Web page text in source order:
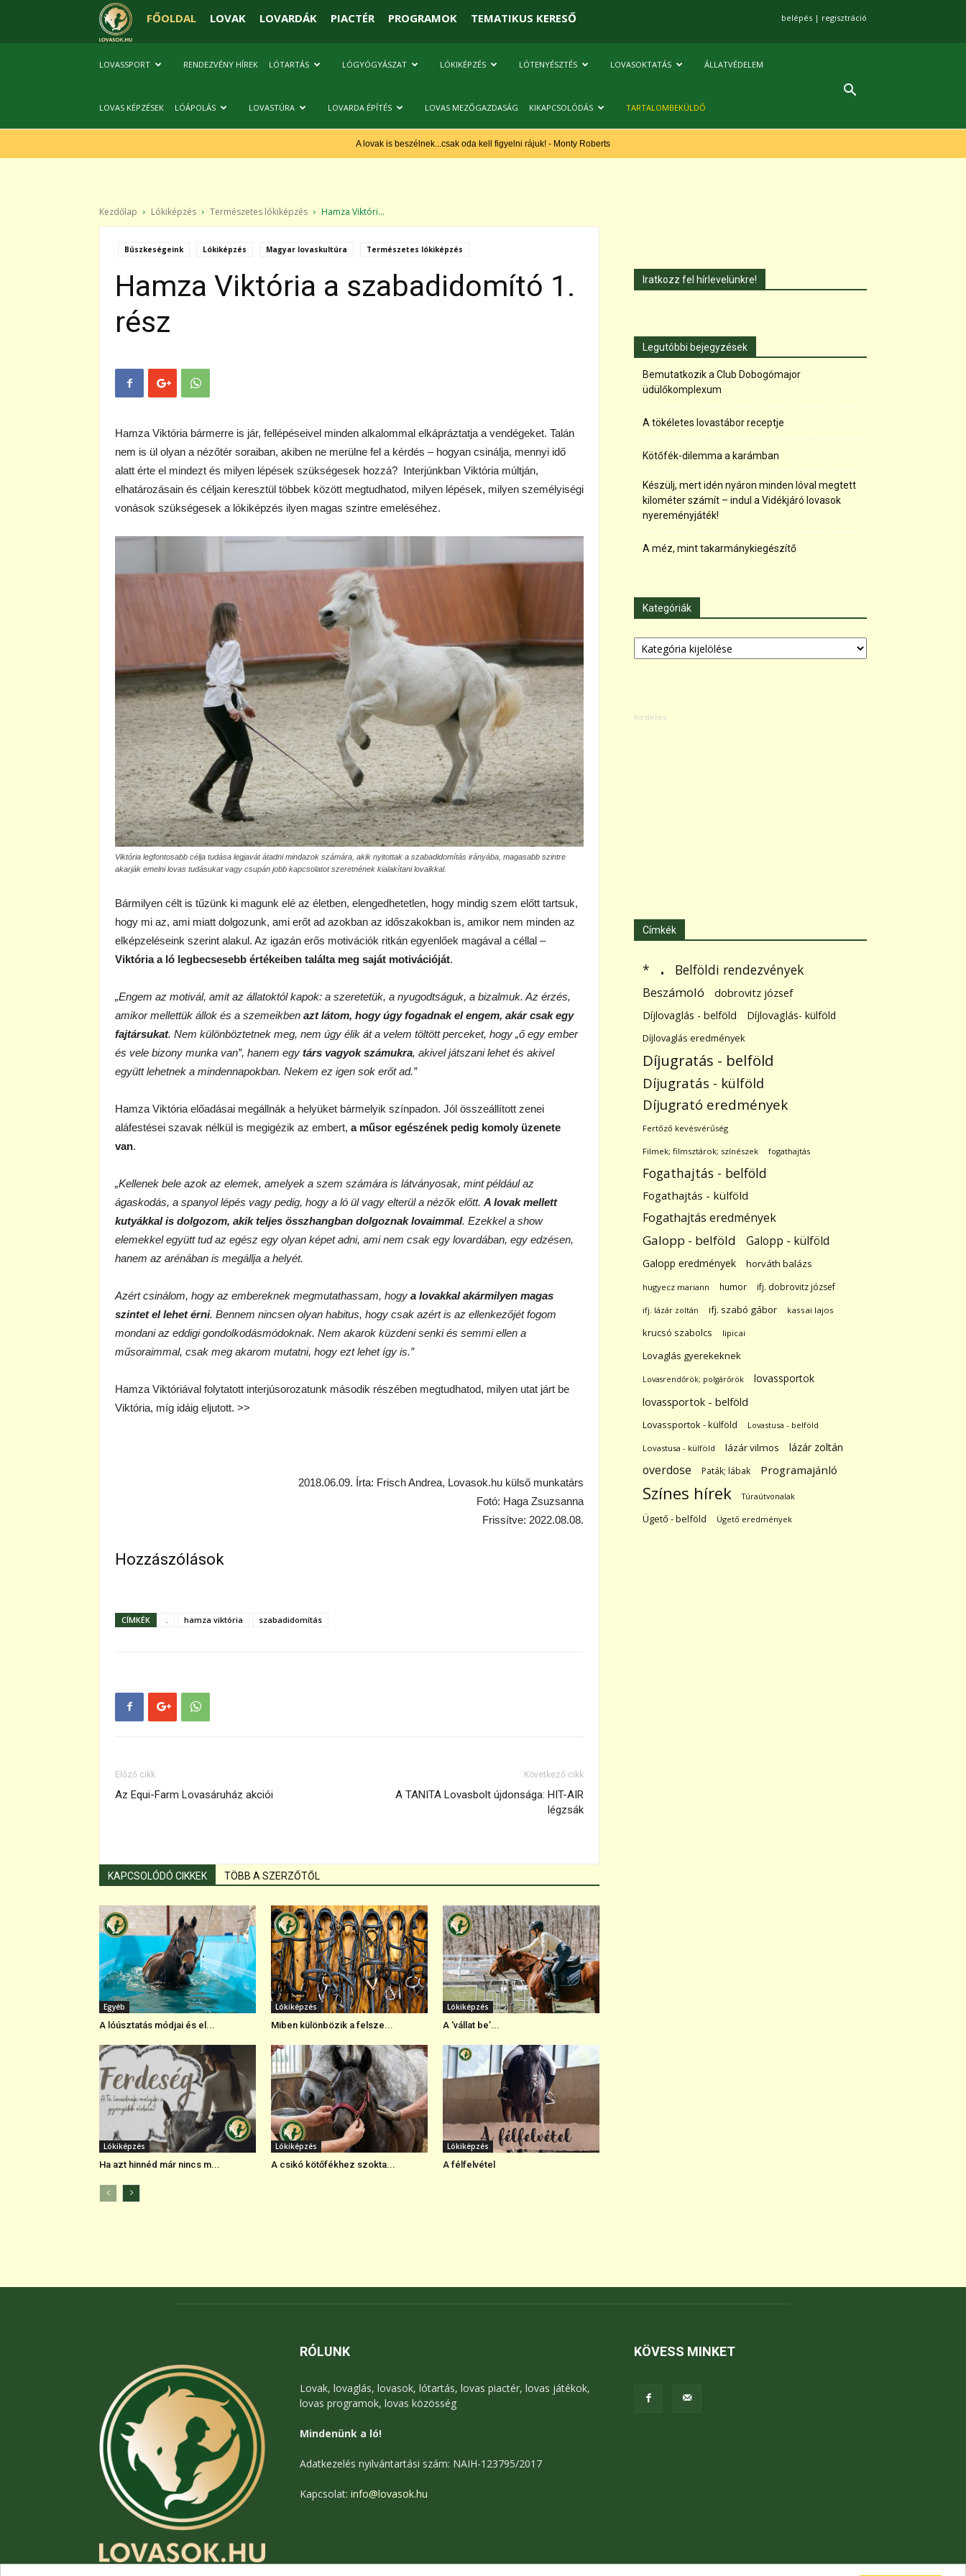
FŐOLDAL LOVAK LOVARDÁK PIACTÉR PROGRAMOK TEMATIKUS KERESŐ belépés | regisztráció
LOVASSPORT RENDEZVÉNY HÍREK LÓTARTÁS LÓGYÓGYÁSZAT LÓKIKÉPZÉS LÓTENYÉSZTÉS LOVASOKTATÁS ÁLLATVÉDELEM
LOVAS KÉPZÉSEK LÓÁPOLÁS LOVASTÚRA LOVARDA ÉPÍTÉS LOVAS MEZŐGAZDASÁG KIKAPCSOLÓDÁS TARTALOMBEKÜLDŐ
A lovak is beszélnek...csak oda kell figyelni rájuk! - Monty Roberts
Kezdőlap Lókiképzés Természetes lókiképzés Hamza Viktóri...
Büszkeségeink Lókiképzés Magyar lovaskultúra Természetes lókiképzés
Hamza Viktória a szabadidomító 1.
rész
Hamza Viktória bármerre is jár, fellépéseivel minden alkalommal elkápráztatja a vendégeket. Talán
nem is ül olyan a nézőtér soraiban, akiben ne merülne fel a kérdés – hogyan csinálja, mennyi idő
alatt érte el mindezt és milyen lépések szükségesek hozzá? Interjúnkban Viktória múltján,
elhatározásain és céljain keresztül többek között megtudhatod, milyen lépések, milyen személyiségi
vonások szükségesek a lókiképzés ilyen magas szintre emeléséhez.
Viktória legfontosabb célja tudása legjavát átadni mindazok számára, akik nyitottak a szabadidomítás irányába, magasabb szintre
akarják emelni lovas tudásukat vagy csupán jobb kapcsolatot szeretnének kialakítani lovaikkal.
Bármilyen célt is tűzünk ki magunk elé az életben, elengedhetetlen, hogy mindig szem előtt tartsuk,
hogy mi az, ami miatt dolgozunk, ami erőt ad azokban az időszakokban is, amikor nem minden az
elképzeléseink szerint alakul. Az igazán erős motivációk ritkán egyenlőek magával a céllal –
Viktória a ló legbecsesebb értékeiben találta meg saját motivációját.
„Engem az motivál, amit az állatoktól kapok: a szeretetük, a nyugodtságuk, a bizalmuk. Az érzés,
amikor mellettük állok és a szemeikben azt látom, hogy úgy fogadnak el engem, akár csak egy
fajtársukat. Nem különböztetnek meg, nem úgy élik át a velem töltött perceket, hogy „ő egy ember
és vele bizony munka van”, hanem egy társ vagyok számukra, akivel játszani lehet és akivel
együtt lehetnek a mindennapokban. Nekem ez igen sok erőt ad.”
Hamza Viktória előadásai megállnák a helyüket bármelyik színpadon. Jól összeállított zenei
aláfestései szavak nélkül is megigézik az embert, a műsor egészének pedig komoly üzenete
van.
„Kellenek bele azok az elemek, amelyek a szem számára is látványosak, mint például az
ágaskodás, a spanyol lépés vagy pedig, hogy a ló ül vagy elterül a nézők előtt. A lovak mellett
kutyákkal is dolgozom, akik teljes összhangban dolgoznak lovaimmal. Ezekkel a show
elemekkel együtt tud az egész egy olyan képet adni, ami nem csak egy lovardában, egy edzésen,
hanem az arénában is megállja a helyét.
Azért csinálom, hogy az embereknek megmutathassam, hogy a lovakkal akármilyen magas
szintet el lehet érni. Bennem nincsen olyan habitus, hogy csak azért is az ellenkezőjét fogom
mondani az eddigi gondolkodásmódoknak. Nem akarok küzdeni senki és semmi ellen a
műsoraimmal, csak meg akarom mutatni, hogy ezt lehet így is.”
Hamza Viktóriával folytatott interjúsorozatunk második részében megtudhatod, milyen utat járt be
Viktória, míg idáig eljutott. >>
2018.06.09. Írta: Frisch Andrea, Lovasok.hu külső munkatárs
Fotó: Haga Zsuzsanna
Frissítve: 2022.08.08.
Hozzászólások
CÍMKÉK hamza viktória szabadidomítás
Előző cikk
Az Equi-Farm Lovasáruház akciói
Következő cikk
A TANITA Lovasbolt újdonsága: HIT-AIR
légzsák
KAPCSOLÓDÓ CIKKEK TÖBB A SZERZŐTŐL
Egyéb
A lóúsztatás módjai és el...
Lókiképzés
Miben különbözik a felsze...
Lókiképzés
A ‘vállat be’...
Lókiképzés
Ha azt hinnéd már nincs m...
Lókiképzés
A csikó kötőfékhez szokta...
Lókiképzés
A félfelvétel
Iratkozz fel hírlevelünkre!
Legutóbbi bejegyzések
Bemutatkozik a Club Dobogómajor
üdülőkomplexum
A tökéletes lovastábor receptje
Kötőfék-dilemma a karámban
Készülj, mert idén nyáron minden lóval megtett
kilométer számít – indul a Vidékjáró lovasok
nyereményjáték!
A méz, mint takarmánykiegészítő
Kategóriák
Kategóriák
Címkék
* . Belföldi rendezvények
Beszámoló dobrovitz józsef
Díjlovaglás - belföld Díjlovaglás- külföld
Díjlovaglás eredmények
Díjugratás - belföld
Díjugratás - külföld
Díjugrató eredmények
Fertőző kevésvérűség
Filmek; filmsztárok; színészek fogathajtás
Fogathajtás - belföld
Fogathajtás - külföld
Fogathajtás eredmények
Galopp - belföld Galopp - külföld
Galopp eredmények horváth balázs
hugyecz mariann humor ifj. dobrovitz józsef
ifj. lázár zoltán ifj. szabó gábor kassai lajos
krucsó szabolcs lipicai
Lovaglás gyerekeknek
Lovasrendőrök; polgárőrök
lovassportok
lovassportok - belföld
Lovassportok - külföld Lovastusa - belföld
Lovastusa - külföld lázár vilmos lázár zoltán
overdose Paták; lábak Programajánló
Színes hírek Túraútvonalak
Ügető - belföld Ügető eredmények
RÓLUNK
Lovak, lovaglás, lovasok, lótartás, lovas piactér, lovas játékok,
lovas programok, lovas közösség
Mindenünk a ló!
Adatkezelés nyilvántartási szám: NAIH-123795/2017
Kapcsolat: info@lovasok.hu
KÖVESS MINKET